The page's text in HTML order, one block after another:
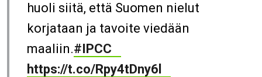
huoli siitä, että Suomen nielut
korjataan ja tavoite viedään
maaliin.#IPCC
https://t.co/Rpy4tDny6l